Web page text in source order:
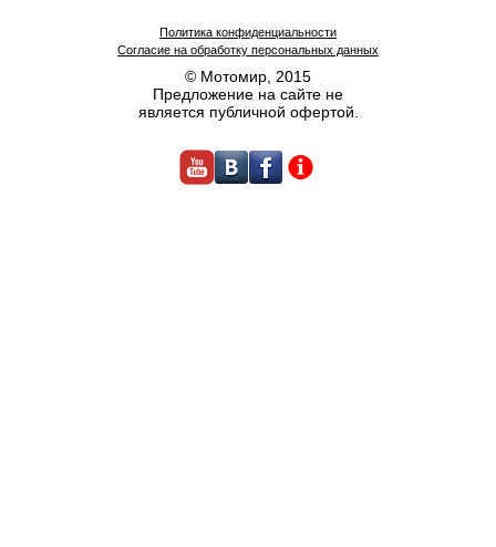
© Мотомир, 2015
Предложение на сайте не
является публичной офертой.
Политика конфиденциальности
Согласие на обработку персональных данных